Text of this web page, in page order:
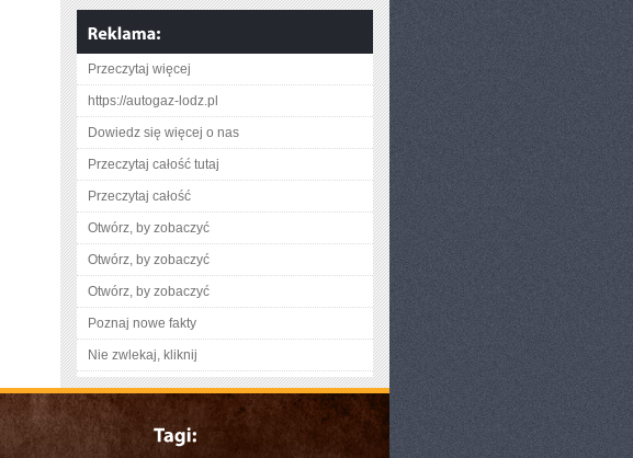
Przeczytaj więcej
https://autogaz-lodz.pl
Dowiedz się więcej o nas
Przeczytaj całość tutaj
Przeczytaj całość
Otwórz, by zobaczyć
Otwórz, by zobaczyć
Otwórz, by zobaczyć
Poznaj nowe fakty
Nie zwlekaj, kliknij